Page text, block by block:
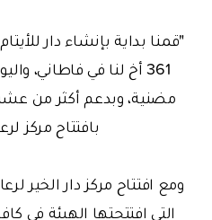
"قمنا بداية بإنشاء دار
مضنية، وبدعم أكثر من
بافتتاح مركز لرعاية
ومع افتتاح مركز دار الخير
التي افتتحتها الهيئة في